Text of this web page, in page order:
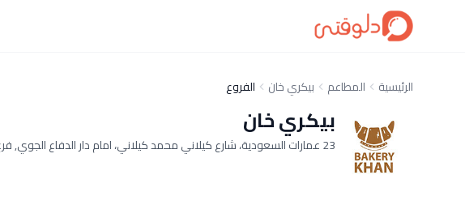
الرئيسية المطاعم بيكري خان الفروع
بيكري خان
23 عمارات السعودية، شارع كيلاني محمد كيلاني، امام دار الدفاع الجوي, فرع ميدكال بارك، بجوار المستشفي الجوي